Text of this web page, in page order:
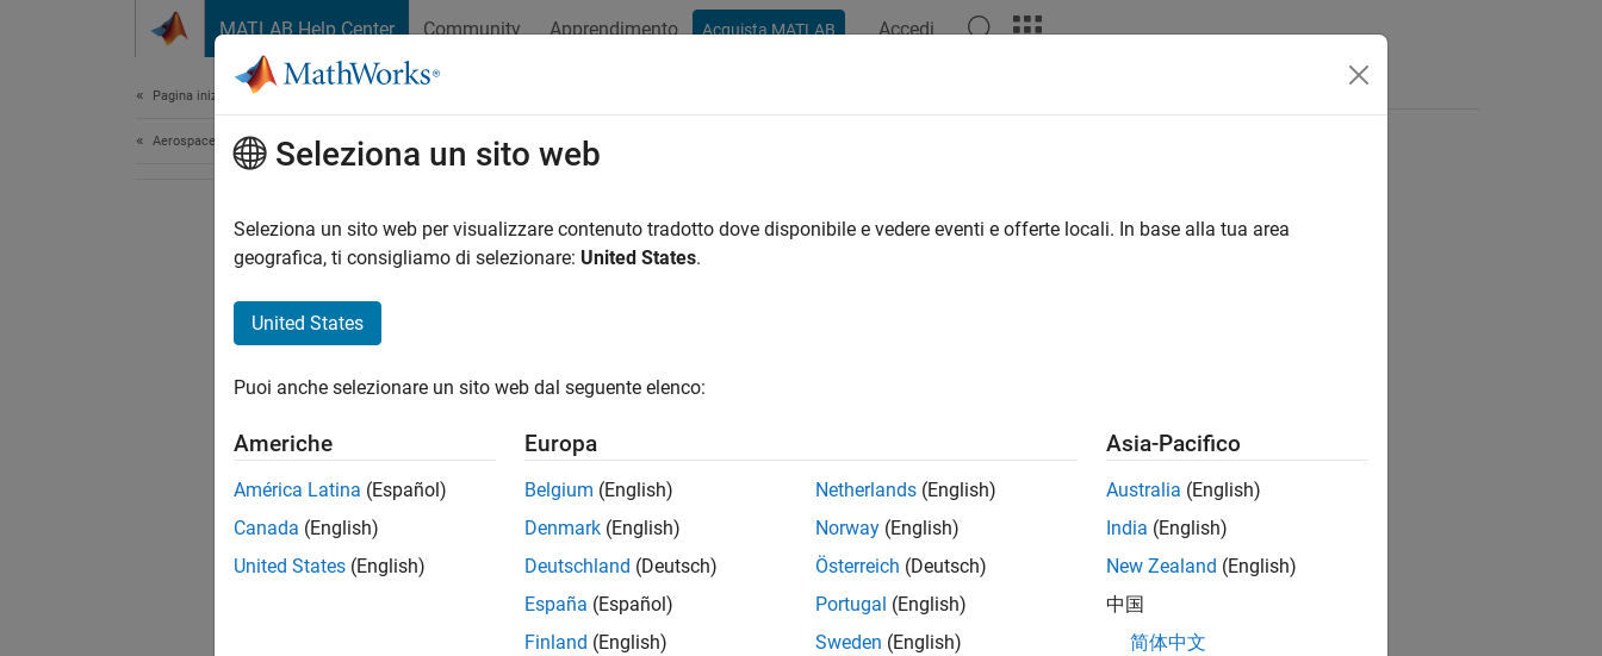
MATLAB Help Center Community Apprendimento Acquista MATLAB Accedi
Pagina iniziale della documentazione
Aerospace and DefenseSeleziona un sito web
Seleziona un sito web per visualizzare contenuto tradotto dove disponibile e vedere eventi e offerte locali. In base alla tua area
geografica, ti consigliamo di selezionare: United States.
United States
Puoi anche selezionare un sito web dal seguente elenco:
Americhe
América Latina (Español)
Canada (English)
United States (English)
Europa
Belgium (English)
Denmark (English)
Deutschland (Deutsch)
España (Español)
Finland (English)
Netherlands (English)
Norway (English)
Österreich (Deutsch)
Portugal (English)
Sweden (English)
Asia-Pacifico
Australia (English)
India (English)
New Zealand (English)
中国
简体中文